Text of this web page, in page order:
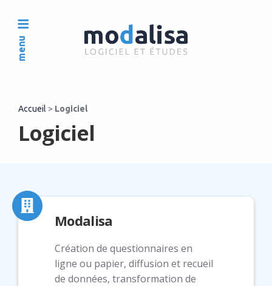
menu
Accueil > Logiciel
Logiciel
Modalisa
Création de questionnaires en
ligne ou papier, diffusion et recueil
de données, transformation de